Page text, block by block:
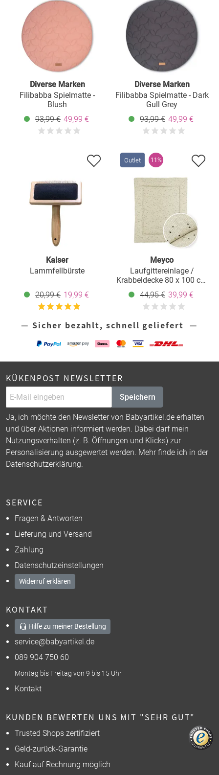
Diverse Marken
Filibabba Spielmatte -
Blush
93,99 € 49,99 €
Diverse Marken
Filibabba Spielmatte - Dark
Gull Grey
93,99 € 49,99 €
Kaiser
Lammfellbürste
20,99 € 19,99 €
Outlet 11%
Meyco
Laufgittereinlage /
Krabbeldecke 80 x 100 cm
- Rib Mini Spot - Sand
Melange
44,95 € 39,99 €
— Sicher bezahlt, schnell geliefert —
KÜKENPOST NEWSLETTER
Speichern
Ja, ich möchte den Newsletter von Babyartikel.de erhalten
und über Aktionen informiert werden. Dabei darf mein
Nutzungsverhalten (z. B. Öffnungen und Klicks) zur
Personalisierung ausgewertet werden. Mehr finde ich in der
Datenschutzerklärung.
SERVICE
Fragen & Antworten
Lieferung und Versand
Zahlung
Datenschutzeinstellungen
Widerruf erklären
KONTAKT
Hilfe zu meiner Bestellung
service@babyartikel.de
089 904 750 60
Montag bis Freitag von 9 bis 15 Uhr
Kontakt
KUNDEN BEWERTEN UNS MIT "SEHR GUT"
Trusted Shops zertifiziert
Geld-zurück-Garantie
Kauf auf Rechnung möglich